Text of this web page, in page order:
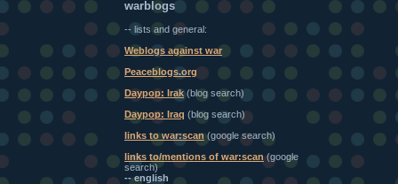
warblogs
-- lists and general:
Weblogs against war
Peaceblogs.org
Daypop: Irak (blog search)
Daypop: Iraq (blog search)
links to war:scan (google search)
links to/mentions of war:scan(google
search)
-- english